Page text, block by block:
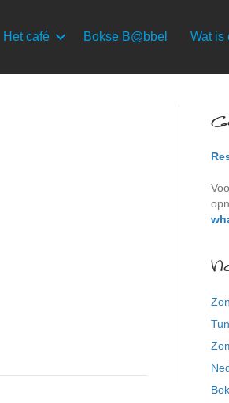
Het café Bokse B@bbel Wat is